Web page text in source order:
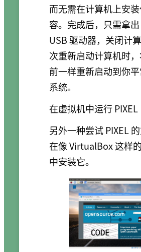
而无需在计算机上安
容。完成后，只需拿出
USB 驱动器，关闭计
次重新启动计算机时
前一样重新启动到你
系统。
在虚拟机中运行 PIXEL
另外一种尝试 PIXEL
在像 VirtualBox 这样
中安装它。